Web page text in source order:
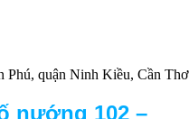
Phú, quận Ninh Kiều, Cần Thơ
nướng 102 –